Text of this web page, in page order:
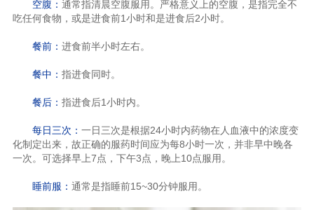
空腹： 通常指清晨空腹服用。严格意义上的空腹，是指完全不
吃任何食物，或是进食前1小时和是进食后2小时。
餐前： 进食前半小时左右。
餐中： 指进食同时。
餐后： 指进食后1小时内。
每日三次： 一日三次是根据24小时内药物在人血液中的浓度变
化制定出来，故正确的服药时间应为每8小时一次，并非早中晚各
一次。可选择早上7点，下午3点，晚上10点服用。
睡前服： 通常是指睡前15~30分钟服用。